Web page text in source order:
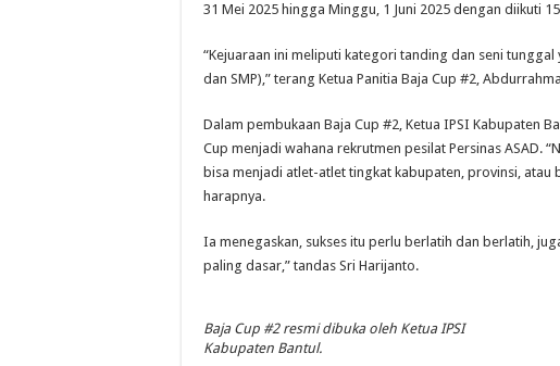
31 Mei 2025 hingga Minggu, 1 Juni 2025 dengan diikuti
“Kejuaraan ini meliputi kategori tanding dan seni
dan SMP),” terang Ketua Panitia Baja Cup #2,
Dalam pembukaan Baja Cup #2, Ketua IPSI Kabupaten
Cup menjadi wahana rekrutmen pesilat Persinas ASAD.
bisa menjadi atlet-atlet tingkat kabupaten, provinsi, atau
harapnya.
Ia menegaskan, sukses itu perlu berlatih dan berlatih,
paling dasar,” tandas Sri Harijanto.
Baja Cup #2 resmi dibuka oleh Ketua IPSI
Kabupaten Bantul.